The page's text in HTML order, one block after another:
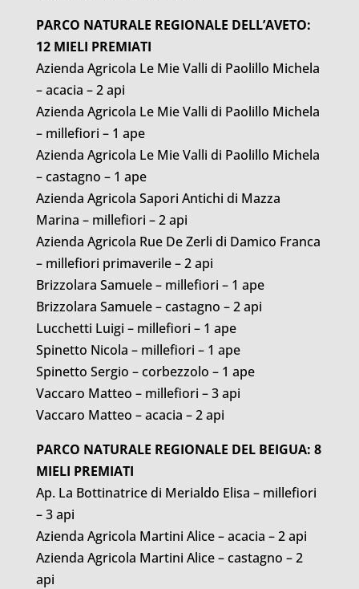
PARCO NATURALE REGIONALE DELL’AVETO:
12 MIELI PREMIATI
Azienda Agricola Le Mie Valli di Paolillo Michela
– acacia – 2 api
Azienda Agricola Le Mie Valli di Paolillo Michela
– millefiori – 1 ape
Azienda Agricola Le Mie Valli di Paolillo Michela
– castagno – 1 ape
Azienda Agricola Sapori Antichi di Mazza
Marina – millefiori – 2 api
Azienda Agricola Rue De Zerli di Damico Franca
– millefiori primaverile – 2 api
Brizzolara Samuele – millefiori – 1 ape
Brizzolara Samuele – castagno – 2 api
Lucchetti Luigi – millefiori – 1 ape
Spinetto Nicola – millefiori – 1 ape
Spinetto Sergio – corbezzolo – 1 ape
Vaccaro Matteo – millefiori – 3 api
Vaccaro Matteo – acacia – 2 api
PARCO NATURALE REGIONALE DEL BEIGUA: 8
MIELI PREMIATI
Ap. La Bottinatrice di Merialdo Elisa – millefiori
– 3 api
Azienda Agricola Martini Alice – acacia – 2 api
Azienda Agricola Martini Alice – castagno – 2
api